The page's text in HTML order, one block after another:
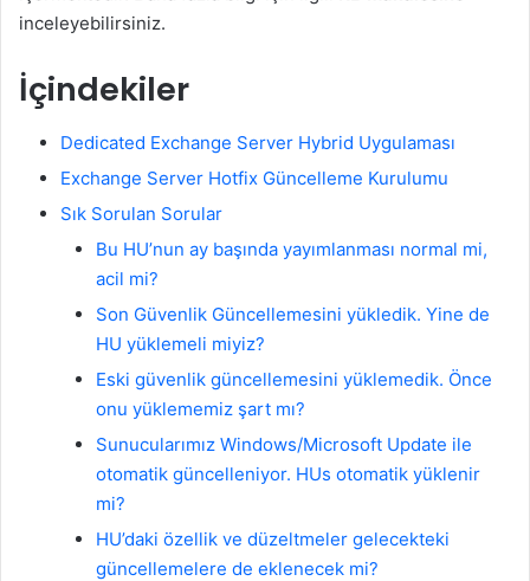
inceleyebilirsiniz.
İçindekiler
Dedicated Exchange Server Hybrid Uygulaması
Exchange Server Hotfix Güncelleme Kurulumu
Sık Sorulan Sorular
Bu HU’nun ay başında yayımlanması normal mi,
acil mi?
Son Güvenlik Güncellemesini yükledik. Yine de
HU yüklemeli miyiz?
Eski güvenlik güncellemesini yüklemedik. Önce
onu yüklememiz şart mı?
Sunucularımız Windows/Microsoft Update ile
otomatik güncelleniyor. HUs otomatik yüklenir
mi?
HU’daki özellik ve düzeltmeler gelecekteki
güncellemelere de eklenecek mi?